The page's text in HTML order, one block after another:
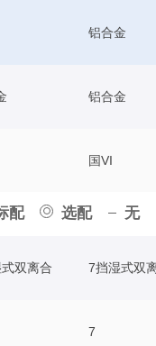
配 选配 无
铝合金
铝合金
国VI
双离合 7挡湿式双
7